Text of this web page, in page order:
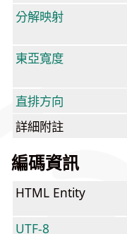
分解映射
東亞寬度
直排方向
詳細附註
編碼資訊
HTML Entity
UTF-8